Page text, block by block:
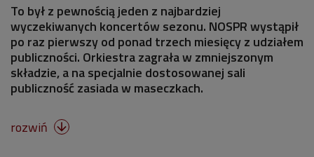
To był z pewnością jeden z najbardziej
wyczekiwanych koncertów sezonu. NOSPR wystąpił
po raz pierwszy od ponad trzech miesięcy z udziałem
publiczności. Orkiestra zagrała w zmniejszonym
składzie, a na specjalnie dostosowanej sali
publiczność zasiada w maseczkach.
rozwiń 